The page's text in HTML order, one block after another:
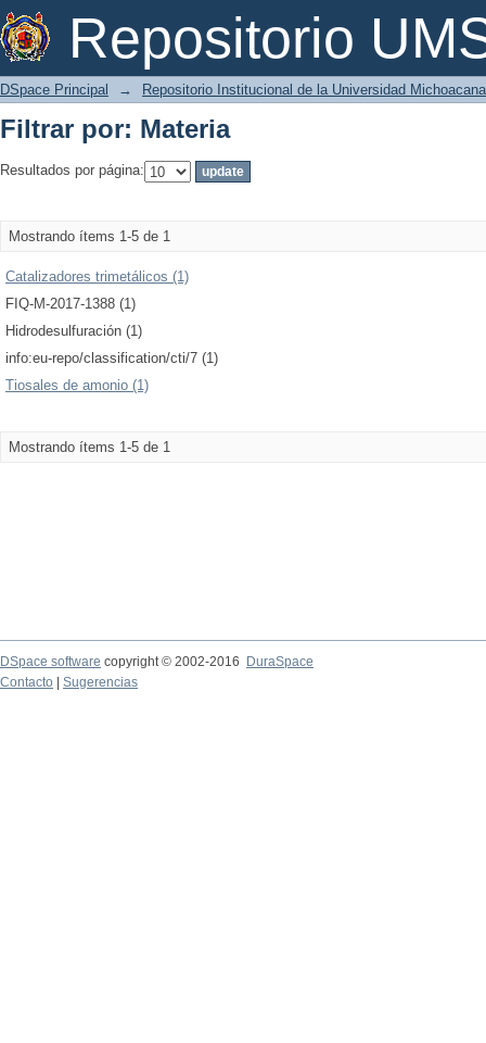
Repositorio
Filtrar por: Materia
DSpace Principal → Repositorio Institucional de la Universidad
Filtrar por: Materia
Resultados por página:
Mostrando ítems 1-5 de 1
Catalizadores trimetálicos (1)
FIQ-M-2017-1388 (1)
Hidrodesulfuración (1)
info:eu-repo/classification/cti/7 (1)
Tiosales de amonio (1)
Mostrando ítems 1-5 de 1
DSpace software copyright © 2002-2016
DuraSpace
Contacto
Sugerencias